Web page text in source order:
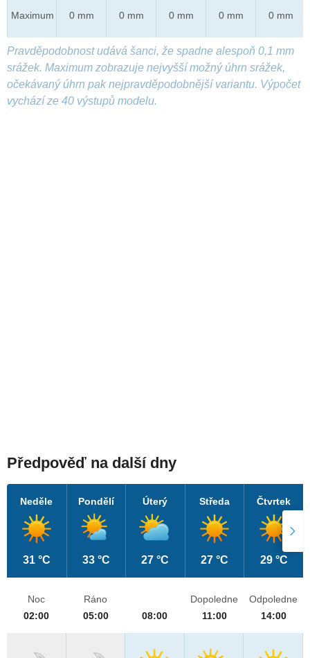
Maximum 0 mm 0 mm 0 mm 0 mm 0 mm
Pravděpodobnost udává šanci, že spadne alespoň 0,1 mm
srážek. Maximum zobrazuje nejvyšší možný úhrn srážek,
očekávaný úhrn pak nejpravděpodobnější variantu. Výpočet
vychází ze 40 výstupů modelu.
Předpověď na další dny
Neděle
31 °C
Pondělí
33 °C
Úterý
27 °C
Středa
27 °C
Čtvrtek
29 °C
Noc
02:00
Ráno
05:00
08:00
Dopoledne
11:00
Odpoledne
14:00